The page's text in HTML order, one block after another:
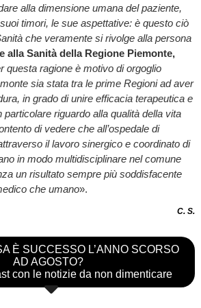
alla dimensione umana del paziente,
timori, le sue aspettative: è questo ciò
che veramente si rivolge alla persona
alla Sanità della Regione Piemonte,
questa ragione è motivo di orgoglio
sia stata tra le prime Regioni ad aver
in grado di unire efficacia terapeutica e
riguardo alla qualità della vita
di vedere che all’ospedale di
il lavoro sinergico e coordinato di
in modo multidisciplinare nel comune
un risultato sempre più soddisfacente
che umano».
C. S.
È SUCCESSO L’ANNO SCORSO
AD AGOSTO?
con le notizie da non dimenticare